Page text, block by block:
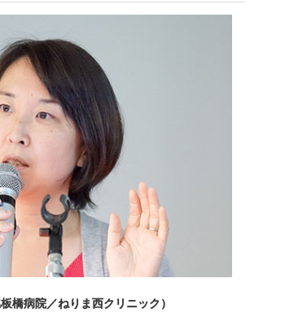
橋病院／ねりま西クリニック）